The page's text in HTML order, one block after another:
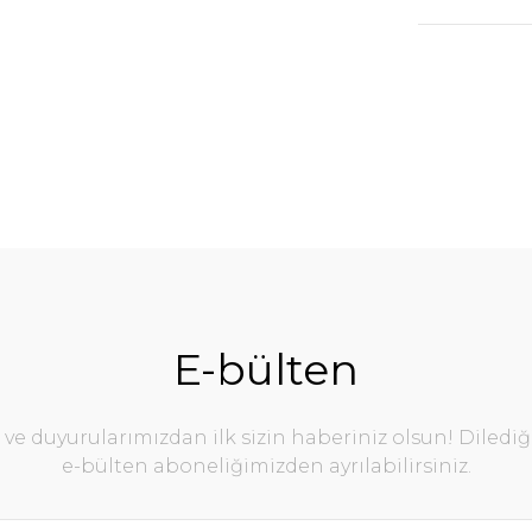
E-bülten
ve duyurularımızdan ilk sizin haberiniz olsun!
e-bülten aboneliğimizden ayrılabilirsiniz.